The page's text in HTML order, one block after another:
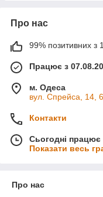
Про нас
99% позитивних з
Працює з
м. Одеса
вул. Спрейса, 14,
Контакти
Сьогодні працює
Показати весь
Про нас